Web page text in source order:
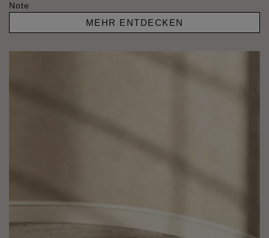
Note
MEHR ENTDECKEN